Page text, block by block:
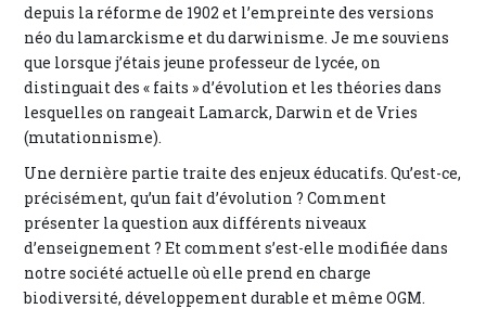
depuis la réforme de 1902 et l’empreinte des versions
néo du lamarckisme et du darwinisme. Je me souviens
que lorsque j’étais jeune professeur de lycée, on
distinguait des « faits » d’évolution et les théories dans
lesquelles on rangeait Lamarck, Darwin et de Vries
(mutationnisme).
Une dernière partie traite des enjeux éducatifs. Qu’est-ce,
précisément, qu’un fait d’évolution ? Comment
présenter la question aux différents niveaux
d’enseignement ? Et comment s’est-elle modifiée dans
notre société actuelle où elle prend en charge
biodiversité, développement durable et même OGM.